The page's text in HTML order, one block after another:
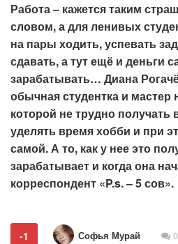
Работа – кажется таким
словом, а для ленивых
на пары ходить, успевать
сдавать, а тут ещё и деньги
зарабатывать… Диана
обычная студентка и мастер
которой не трудно
уделять время хобби и при
самой. А то, как у нее это
зарабатывает и когда она
корреспондент «P.s. – 5 сов».
-1 Софья Мурай 0